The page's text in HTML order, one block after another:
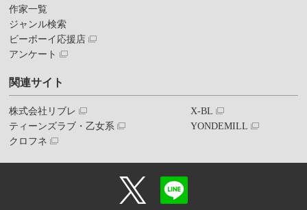
作家一覧
ジャンル検索
ビーボーイ応援店
アンケート
関連サイト
株式会社リブレ
ティーンズラブ・乙女系
クロフネ
X-BL
YONDEMILL